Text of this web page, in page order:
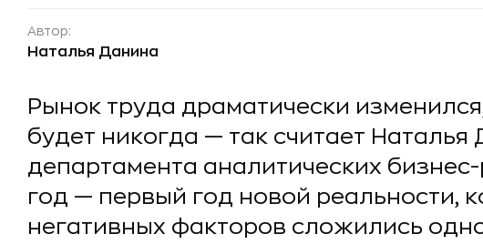
Автор:
Наталья Данина
Рынок труда драматически
будет никогда — так считает Наталья
департамента аналитических
год — первый год новой реальности,
негативных факторов сложились